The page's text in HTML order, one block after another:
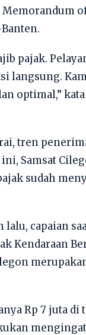
pajak.
langsung.
optimal,”
tren
Samsat
sudah
lalu, capaian
Kendaraan
Rp 7 juta di